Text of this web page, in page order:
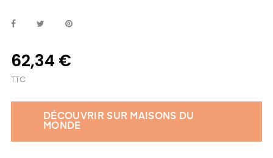
62,34 €
TTC
DÉCOUVRIR SUR MAISONS DU
MONDE